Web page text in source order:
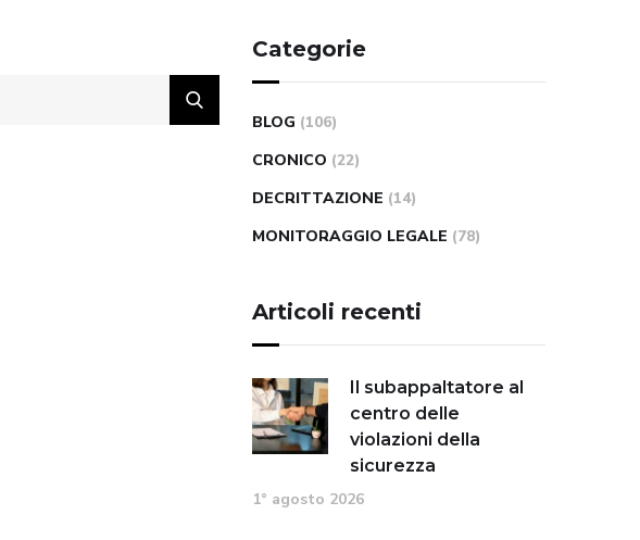
Categorie
BLOG (106)
CRONICO (22)
DECRITTAZIONE (14)
MONITORAGGIO LEGALE (78)
Articoli recenti
Il subappaltatore al
centro delle
violazioni della
sicurezza
1° agosto 2026